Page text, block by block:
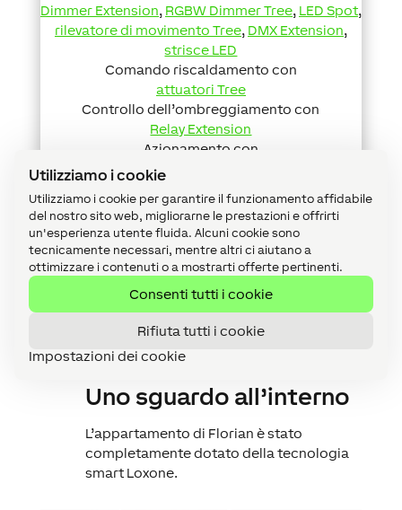
Utilizziamo i cookie
Utilizziamo i cookie per garantire il funzionamento affidabile
del nostro sito web, migliorarne le prestazioni e offrirti
un'esperienza utente fluida. Alcuni cookie sono
tecnicamente necessari, mentre altri ci aiutano a
ottimizzare i contenuti o a mostrarti offerte pertinenti.
Consenti tutti i cookie
Rifiuta tutti i cookie
Impostazioni dei cookie
Dimmer Extension, RGBW Dimmer Tree, LED Spot,
rilevatore di movimento Tree, DMX Extension,
strisce LED
Comando riscaldamento con
attuatori Tree
Controllo dell’ombreggiamento con
Relay Extension
Azionamento con
Touch Pure Tree
stazione meteorologica Tree,sensore acqua Air,
rilevatore movimento Air
Multiroom Audio con
Music Server 8 zone,amplificatore 12 canali,
altoparlanti
Uno sguardo all’interno
L’appartamento di Florian è stato
completamente dotato della tecnologia
smart Loxone.